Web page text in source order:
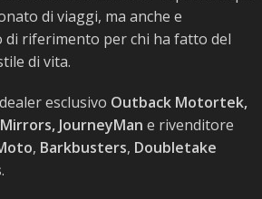
di viaggi, ma anche e
riferimento per chi ha fatto del
di vita.
esclusivo Outback Motortek,
JourneyMan e rivenditore
, Barkbusters, Doubletake
.